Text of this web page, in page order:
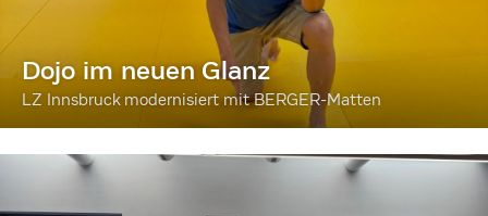
Dojo im neuen Glanz
LZ Innsbruck modernisiert mit BERGER-Matten